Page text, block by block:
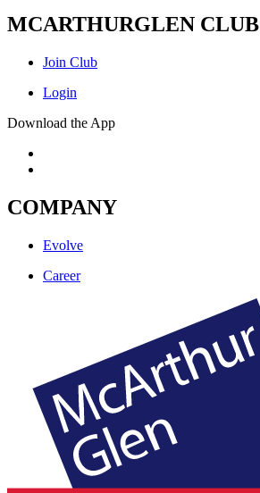
MCARTHURGLEN CLUB
Join Club
Login
Download the App
COMPANY
Evolve
Career